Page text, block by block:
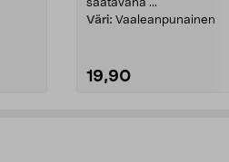
saatavana ...
Väri: Vaaleanpunainen
19,90